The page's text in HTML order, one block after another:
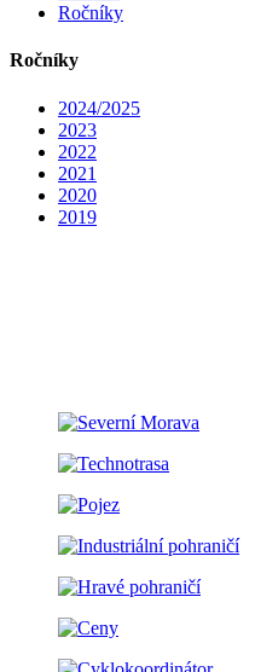
Ročníky
Ročníky
2024/2025
2023
2022
2021
2020
2019